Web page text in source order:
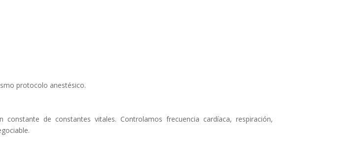
protocolo anestésico.
de constantes vitales. Controlamos frecuencia cardíaca, respiración,